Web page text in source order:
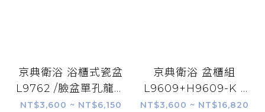
京典衛浴 浴櫃式瓷盆
L9762 /臉盆單孔龍頭
F8061
NT$3,600 ~ NT$6,150
京典衛浴 盆櫃組
L9609+H9609-K /
臉盆單孔龍頭 F8061
NT$3,600 ~ NT$16,820